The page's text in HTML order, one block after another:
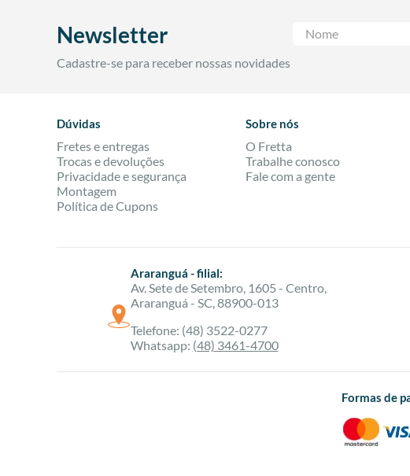
Newsletter
Cadastre-se para receber nossas novidades
Dúvidas
Fretes e entregas
Trocas e devoluções
Privacidade e segurança
Montagem
Política de Cupons
Sobre nós
O Fretta
Trabalhe conosco
Fale com a gente
Araranguá - filial:
Av. Sete de Setembro, 1605 - Centro,
Araranguá - SC, 88900-013
Telefone: (48) 3522-0277
Whatsapp: (48) 3461-4700
Formas de